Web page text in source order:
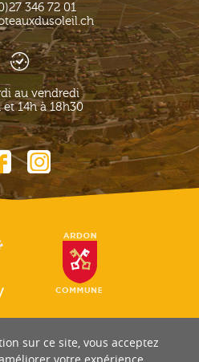
346 72 01
au vendredi
et 14h à 18h30
sur ce site, vous acceptez